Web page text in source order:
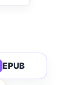
EPUB